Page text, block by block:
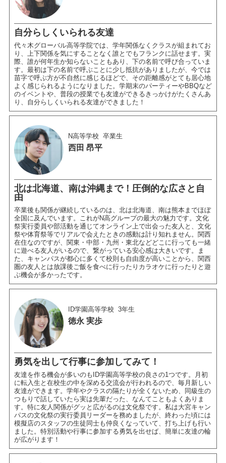
自分らしくいられる友達
代々木グローバル高等学院では、学年関係なくクラスが組まれてお
り、上下関係を気にすることなく誰とでもフランクに話せます。実
際、誰が何年生か知らないこともあり、下の名前で呼び合っていま
す。最初は下の名前で呼ぶことに少し抵抗がありましたが、今では
苗字で呼ぶ方が不自然に感じるほどで、その距離感がとても居心地
よく感じられるようになりました。学期末のパーティーやBBQなど
のイベントや、普段の授業でも友達ができるきっかけがたくさんあ
り、自分らしくいられる友達ができました！
N高等学校 卒業生
西田 昂平
北は北海道、南は沖縄まで！圧倒的な広さと自
由
卒業後も関係が継続しているのは、北は北海道、南は熊本までほぼ
全国に及んでいます。これがN高グループの最大の魅力です。文化
祭実行委員や部活動を通じてオンライン上で出会った友人と、文化
祭や体育祭等でリアルで会えたときの感動は計り知れません。関西
在住なのですが、関東・中部・九州・東北などどこに行っても一緒
に遊べる友人がいるので、繋がっている安心感は大きいです。ま
た、キャンパスが都心に多くて校則も自由度が高いことから、関西
圏の友人とは放課後ご飯を食べに行ったりカラオケに行ったりと遊
ぶ機会が多かったです。
ID学園高等学校 3年生
徳永 実歩
勇気を出して行事に参加してみて！
友達を作る機会が多いのもID学園高等学校の良さの1つです。月初
に転入生と在校生の中を深める交流会が行われるので、毎月新しい
友達ができます。学年やクラスの隔たりが全くないため、同級生の
つもりで話していたら実は先輩だった、なんてこともよくありま
す。特に友人関係がグッと広がるのは文化祭です。私は大宮キャン
パスの文化祭の実行委員リーダーを務めましたが、終わった頃には
模擬店のスタッフの生徒同士も仲良くなっていて、打ち上げも行い
ました。特別活動や行事に参加する勇気を出せば、簡単に友達の輪
が広がります！